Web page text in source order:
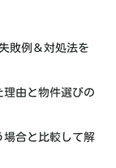
敗例＆対処法を
理由と物件選びの
場合と比較して解